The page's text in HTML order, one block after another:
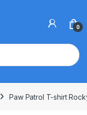
0
Paw Patrol T-shirt